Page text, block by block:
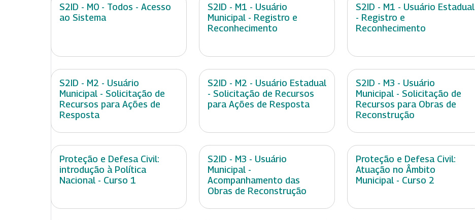
S2ID - M0 - Todos - Acesso
ao Sistema
S2ID - M1 - Usuário
Municipal - Registro e
Reconhecimento
S2ID - M1 - Usuário Estadual
- Registro e
Reconhecimento
S2ID - M2 - Usuário
Municipal - Solicitação de
Recursos para Ações de
Resposta
S2ID - M2 - Usuário Estadual
- Solicitação de Recursos
para Ações de Resposta
S2ID - M3 - Usuário
Municipal - Solicitação de
Recursos para Obras de
Reconstrução
Proteção e Defesa Civil:
introdução à Política
Nacional - Curso 1
S2ID - M3 - Usuário
Municipal -
Acompanhamento das
Obras de Reconstrução
Proteção e Defesa Civil:
Atuação no Âmbito
Municipal - Curso 2